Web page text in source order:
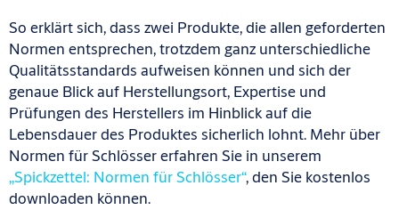
So erklärt sich, dass zwei Produkte, die allen geforderten
Normen entsprechen, trotzdem ganz unterschiedliche
Qualitätsstandards aufweisen können und sich der
genaue Blick auf Herstellungsort, Expertise und
Prüfungen des Herstellers im Hinblick auf die
Lebensdauer des Produktes sicherlich lohnt. Mehr über
Normen für Schlösser erfahren Sie in unserem
„Spickzettel: Normen für Schlösser“,den Sie kostenlos
downloaden können.